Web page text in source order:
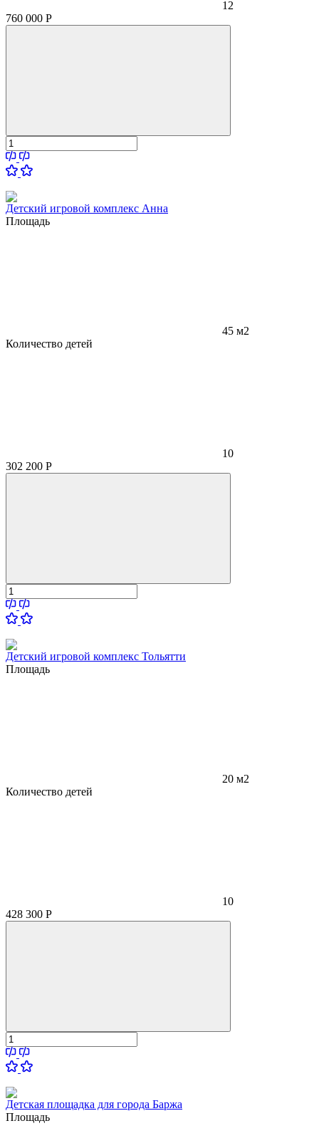
12
760 000 Р
Детский игровой комплекс Анна
Площадь
45 м2
Количество детей
10
302 200 Р
Детский игровой комплекс Тольятти
Площадь
20 м2
Количество детей
10
428 300 Р
Детская площадка для города Баржа
Площадь